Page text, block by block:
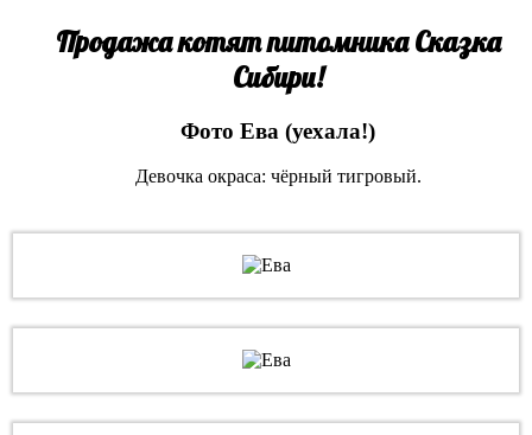
Продажа котят питомника Сказка
Сибири!
Фото Ева (уехала!)
Девочка окраса: чёрный тигровый.